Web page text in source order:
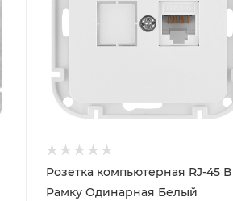
Розетка компьютерная RJ-45 В
Рамку Одинарная Белый